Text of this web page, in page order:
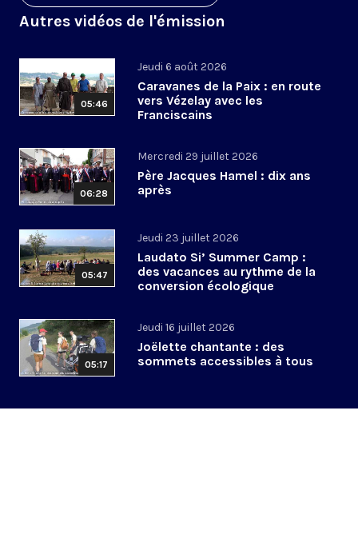
Autres vidéos de l'émission
05:46
Jeudi 6 août 2026
Caravanes de la Paix : en route
vers Vézelay avec les
Franciscains
06:28
Mercredi 29 juillet 2026
Père Jacques Hamel : dix ans
après
05:47
Jeudi 23 juillet 2026
Laudato Si’ Summer Camp :
des vacances au rythme de la
conversion écologique
05:17
Jeudi 16 juillet 2026
Joëlette chantante : des
sommets accessibles à tous